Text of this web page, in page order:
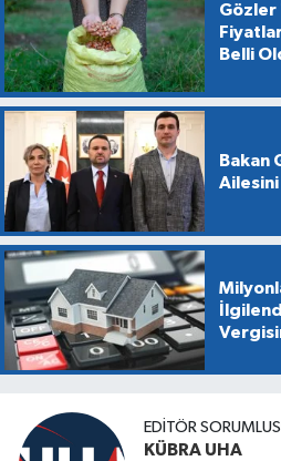
Gözler
Belli
Bakan
EDİTÖR
KÜBRA UHA